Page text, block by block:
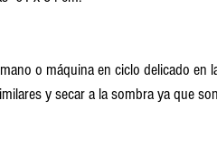
o máquina en ciclo delicado en
y secar a la sombra ya que